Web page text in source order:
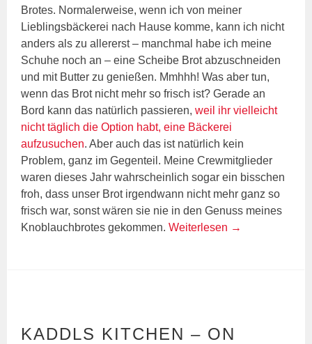
Brotes. Normalerweise, wenn ich von meiner
Lieblingsbäckerei nach Hause komme, kann ich nicht
anders als zu allererst – manchmal habe ich meine
Schuhe noch an – eine Scheibe Brot abzuschneiden
und mit Butter zu genießen. Mmhhh! Was aber tun,
wenn das Brot nicht mehr so frisch ist? Gerade an
Bord kann das natürlich passieren,weil ihr vielleicht
nicht täglich die Option habt, eine Bäckerei
aufzusuchen. Aber auch das ist natürlich kein
Problem, ganz im Gegenteil. Meine Crewmitglieder
waren dieses Jahr wahrscheinlich sogar ein bisschen
froh, dass unser Brot irgendwann nicht mehr ganz so
frisch war, sonst wären sie nie in den Genuss meines
Knoblauchbrotes gekommen.Weiterlesen →
KADDLS KITCHEN – ON